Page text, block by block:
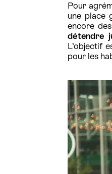
Pour
une place
encore
détendre
L’objectif
pour les